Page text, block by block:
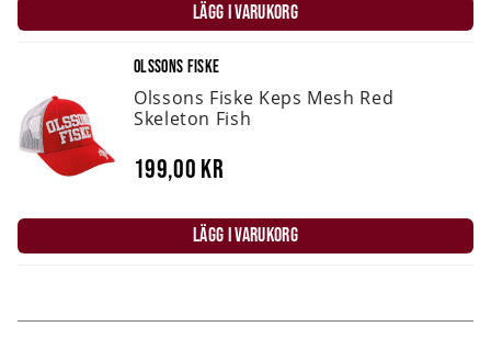
LÄGG I VARUKORG
OLSSONS FISKE
Olssons Fiske Keps Mesh Red
Skeleton Fish
199,00 kr
LÄGG I VARUKORG